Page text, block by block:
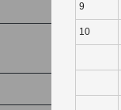
9
10